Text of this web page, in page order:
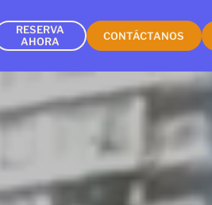
RESERVA
AHORA
CONTÁCTANOS